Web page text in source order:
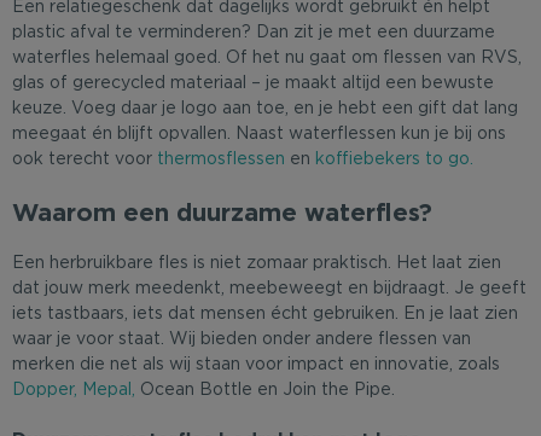
Een relatiegeschenk dat dagelijks wordt gebruikt én helpt
plastic afval te verminderen? Dan zit je met een duurzame
waterfles helemaal goed. Of het nu gaat om flessen van RVS,
glas of gerecycled materiaal – je maakt altijd een bewuste
keuze. Voeg daar je logo aan toe, en je hebt een gift dat lang
meegaat én blijft opvallen. Naast waterflessen kun je bij ons
ook terecht voor thermosflessen en koffiebekers to go.
Waarom een duurzame waterfles?
Een herbruikbare fles is niet zomaar praktisch. Het laat zien
dat jouw merk meedenkt, meebeweegt en bijdraagt. Je geeft
iets tastbaars, iets dat mensen écht gebruiken. En je laat zien
waar je voor staat. Wij bieden onder andere flessen van
merken die net als wij staan voor impact en innovatie, zoals
Dopper, Mepal, Ocean Bottle en Join the Pipe.